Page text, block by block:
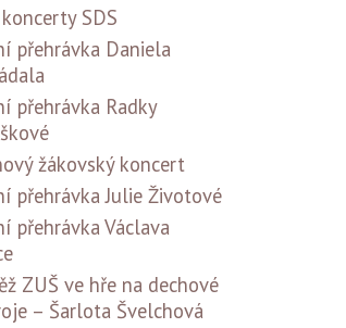
SDS
přehrávka Daniela
přehrávka Radky
žákovský koncert
přehrávka Julie Životové
přehrávka Václava
ZUŠ ve hře na dechové
– Šarlota Švelchová